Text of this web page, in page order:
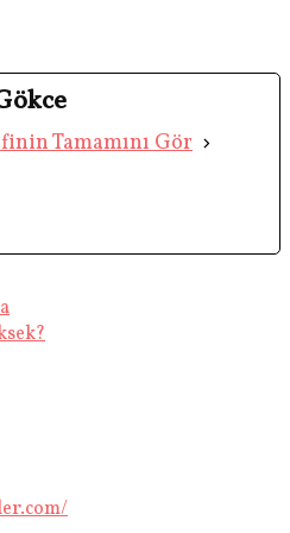
Tamamını Gör